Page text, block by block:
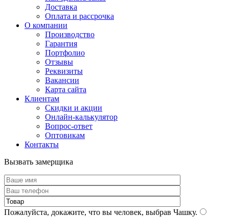
Доставка
Оплата и рассрочка
О компании
Производство
Гарантия
Портфолио
Отзывы
Реквизиты
Вакансии
Карта сайта
Клиентам
Скидки и акции
Онлайн-калькулятор
Вопрос-ответ
Оптовикам
Контакты
Вызвать замерщика
Пожалуйста, докажите, что вы человек, выбрав Чашку.